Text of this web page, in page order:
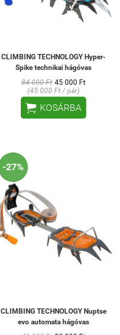
CLIMBING TECHNOLOGY Hyper-
Spike technikai hágóvas
84 000 Ft 45 000 Ft
(45 000 Ft / pár)
 KOSÁRBA
-27%
CLIMBING TECHNOLOGY Nuptse
evo automata hágóvas